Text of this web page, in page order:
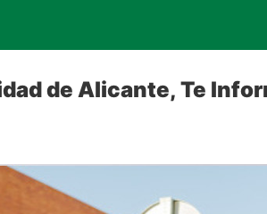
de Alicante, Te